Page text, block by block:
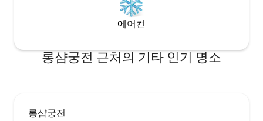
에어컨
롱샴궁전 근처의 기타 인기 명소
롱샴궁전